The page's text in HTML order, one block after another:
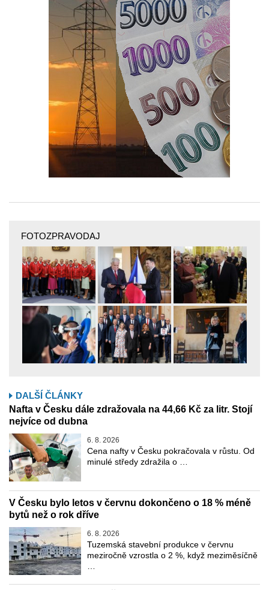
FOTOZPRAVODAJ
DALŠÍ ČLÁNKY
Nafta v Česku dále zdražovala na 44,66 Kč za litr. Stojí
nejvíce od dubna
6. 8. 2026
Cena nafty v Česku pokračovala v růstu. Od
minulé středy zdražila o …
V Česku bylo letos v červnu dokončeno o 18 % méně
bytů než o rok dříve
6. 8. 2026
Tuzemská stavební produkce v červnu
meziročně vzrostla o 2 %, když meziměsíčně